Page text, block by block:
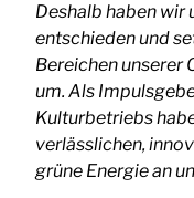
Deshalb haben wir
entschieden und
Bereichen unserer
um. Als
Kulturbetriebs
verlässlichen,
grüne Energie an